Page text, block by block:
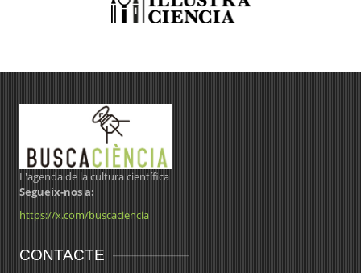
L'agenda de la cultura científica
Segueix-nos a:
https://x.com/buscaciencia
CONTACTE